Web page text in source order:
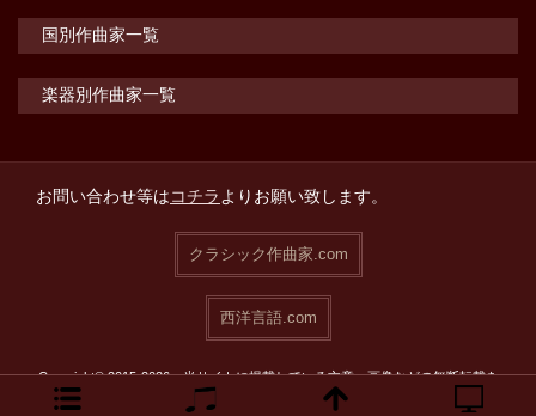
国別作曲家一覧
楽器別作曲家一覧
お問い合わせ等はコチラよりお願い致します。
クラシック作曲家.com
西洋言語.com
Copyright© 2015-2026 当サイトに掲載している文章・画像などの無断転載を